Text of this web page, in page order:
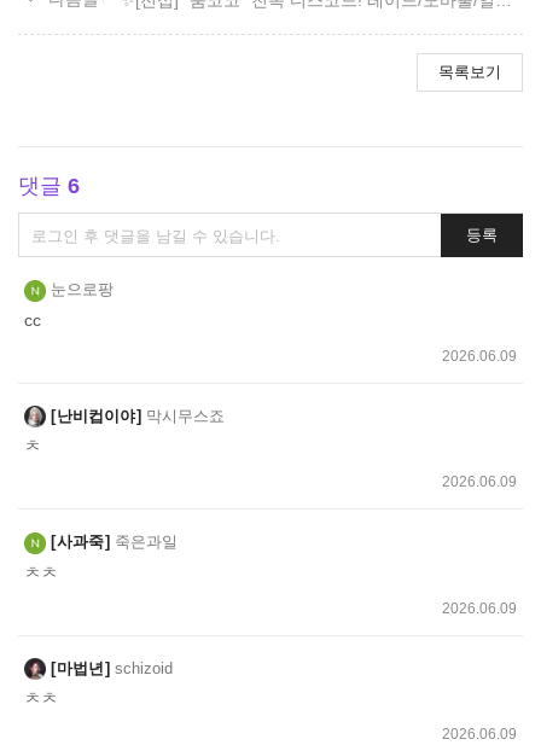
목록보기
댓글 6
댓
글
쓰
기
등록
눈으로팡
cc
2026.06.09
난비컵이야 막시무스죠
ㅊ
2026.06.09
사과죽 죽은과일
ㅊㅊ
2026.06.09
마법년 schizoid
ㅊㅊ
2026.06.09